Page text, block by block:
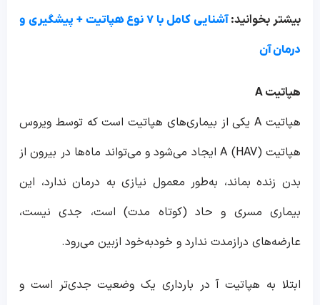
بیشتر بخوانید: آشنایی کامل با ۷ نوع هپاتیت + پیشگیری و
درمان آن
هپاتیتA
هپاتیت A یکی از بیماری‌های هپاتیت است که توسط ویروس
هپاتیت (HAV) A ایجاد می‌شود و می‌تواند ماه‌ها در بیرون از
بدن زنده بماند، به‌طور معمول نیازی به درمان ندارد، این
بیماری مسری و حاد (کوتاه مدت) است، جدی نیست،
عارضه‎‌های درازمدت ندارد و خودبه‌خود ازبین می‌رود.
ابتلا به هپاتیت آ در بارداری یک وضعیت جدی‌تر است و